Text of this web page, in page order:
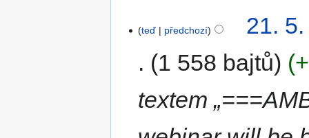
teď předchozí
21.
1 558 bajtů
textem